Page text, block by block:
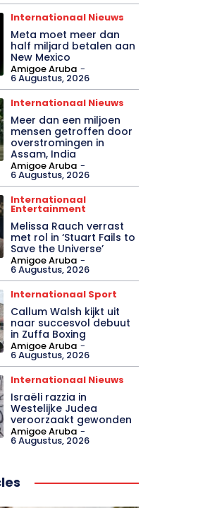
Internationaal Nieuws
Meta moet meer dan
half miljard betalen aan
New Mexico
Amigoe Aruba -
6 Augustus, 2026
Internationaal Nieuws
Meer dan een miljoen
mensen getroffen door
overstromingen in
Assam, India
Amigoe Aruba -
6 Augustus, 2026
Internationaal
Entertainment
Melissa Rauch verrast
met rol in ‘Stuart Fails to
Save the Universe’
Amigoe Aruba -
6 Augustus, 2026
Internationaal Sport
Callum Walsh kijkt uit
naar succesvol debuut
in Zuffa Boxing
Amigoe Aruba -
6 Augustus, 2026
Internationaal Nieuws
Israëli razzia in
Westelijke Judea
veroorzaakt gewonden
Amigoe Aruba -
6 Augustus, 2026